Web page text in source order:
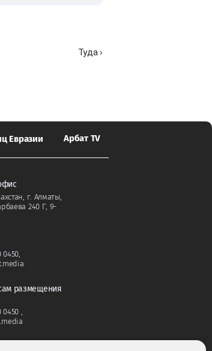
Туда ›
Евразии Арбат TV
г. Алматы,
240 Г, 9-
0450
размещения
0450